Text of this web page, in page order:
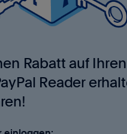
Rabatt auf Ihren
Reader